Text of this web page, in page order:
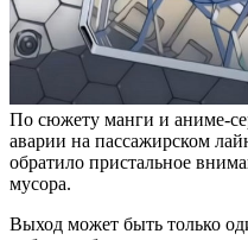
По сюжету манги и аниме-
аварии на пассажирском
обратило пристальное
мусора.
Выход может быть только